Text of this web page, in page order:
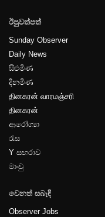
ඊපුවත්පත්
Sunday Observer
Daily News
සිළුමිණ
දිනමිණ
தினகரன் வாரமஞ்சரி
தினகரன்
ආරෝග්‍යා
රැස
Y සඟරාව
මාංචු
වෙනත් සබැඳි
Observer Jobs